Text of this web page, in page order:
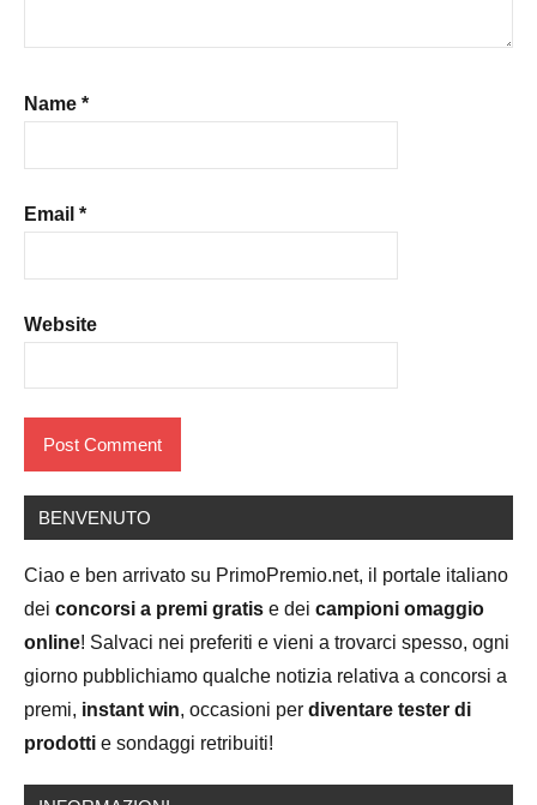
Name *
Email *
Website
BENVENUTO
Ciao e ben arrivato su PrimoPremio.net, il portale italiano
dei concorsi a premi gratis e dei campioni omaggio
online! Salvaci nei preferiti e vieni a trovarci spesso, ogni
giorno pubblichiamo qualche notizia relativa a concorsi a
premi, instant win, occasioni per diventare tester di
prodotti e sondaggi retribuiti!